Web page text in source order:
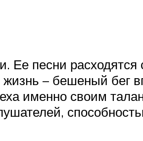
Ее песни
– бешеный бег
именно своим